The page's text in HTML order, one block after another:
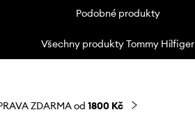
Podobné produkty
Všechny produkty Tommy Hilfiger
ZDARMA od 1800 Kč